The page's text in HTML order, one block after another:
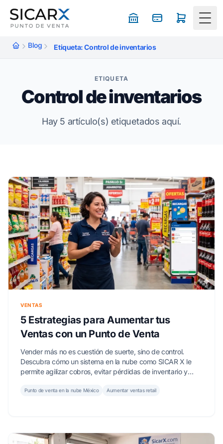
Blog Etiqueta: Control de inventarios
ETIQUETA
Control de inventarios
Hay 5 artículo(s) etiquetados aquí.
VENTAS
5 Estrategias para Aumentar tus
Ventas con un Punto de Venta
Vender más no es cuestión de suerte, sino de control.
Descubra cómo un sistema en la nube como SICAR X le
permite agilizar cobros, evitar pérdidas de inventario y
Punto de venta en la nube México Aumentar ventas retail